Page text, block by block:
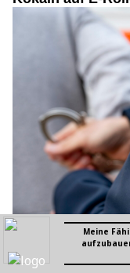
Einsatzkräfte der
Montagabend in